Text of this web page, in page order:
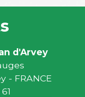
d'Arvey
- FRANCE